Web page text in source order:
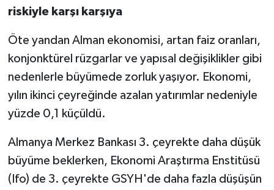
riskiyle karşı karşıya
Öte yandan Alman ekonomisi, artan faiz oranları,
konjonktürel rüzgarlar ve yapısal değişiklikler gibi
nedenlerle büyümede zorluk yaşıyor. Ekonomi,
yılın ikinci çeyreğinde azalan yatırımlar nedeniyle
yüzde 0,1 küçüldü.
Almanya Merkez Bankası 3. çeyrekte daha düşük
büyüme beklerken, Ekonomi Araştırma Enstitüsü
(Ifo) de 3. çeyrekte GSYH'de daha fazla düşüşün